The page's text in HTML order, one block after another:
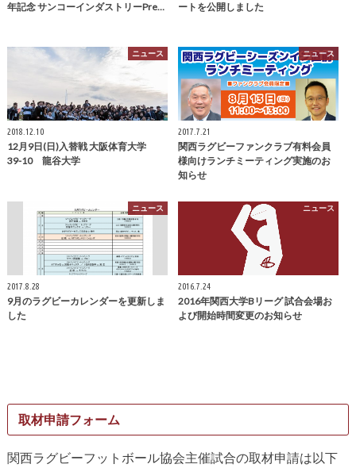
年記念 サンコーインダストリーPre…
ートを公開しました
ニュース
2018.12.10
12月9日(日)入替戦 大阪体育大学
39-10 龍谷大学
ニュース
2017.7.21
関西ラグビーファンクラブ有料会員
様向けランチミーティング実施のお
知らせ
ニュース
2017.8.28
9月のラグビーカレンダーを更新しま
した
ニュース
2016.7.24
2016年関西大学Bリーグ 試合会場お
よび開始時間変更のお知らせ
取材申請フォーム
関西ラグビーフットボール協会主催試合の取材申請は以下